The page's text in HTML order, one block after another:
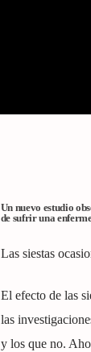
Un nuevo estudio
de sufrir una
Las siestas
El efecto de las
las
y los que no.